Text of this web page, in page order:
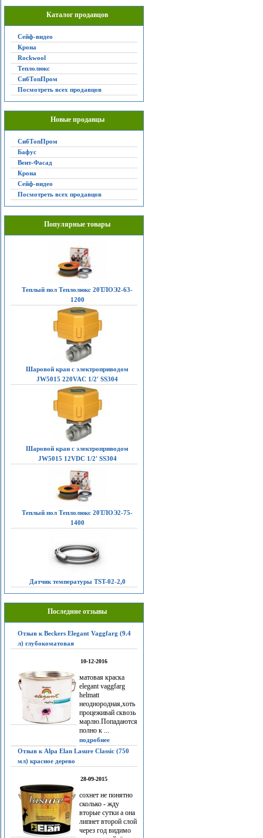
Каталог продавцов
Сейф-видео
Крона
Rockwool
Теплолюкс
СибТопПром
Посмотреть всех продавцов
Новые продавцы
СибТопПром
Бафус
Вент-Фасад
Крона
Сейф-видео
Посмотреть всех продавцов
Популярные товары
Теплый пол Теплолюкс 20ТЛОЭ2-63-
1200
Шаровой кран с электроприводом
JW5015 220VAC 1/2' SS304
Шаровой кран с электроприводом
JW5015 12VDC 1/2' SS304
Теплый пол Теплолюкс 20ТЛОЭ2-75-
1400
Датчик температуры TST-02-2,0
Последние отзывы
Отзыв к Beckers Elegant Vaggfarg (9.4
л) глубокоматовая
10-12-2016
матовая краска
elegant vaggfarg
helmatt
неоднородная,хоть
процеживай сквозь
марлю.Попадаются
полно к ...
подробнее
Отзыв к Alpa Elan Lasure Classic (750
мл) красное дерево
28-09-2015
сохнет не понятно
сколько - жду
вторые сутки а она
липнет второй слой
через год видимо